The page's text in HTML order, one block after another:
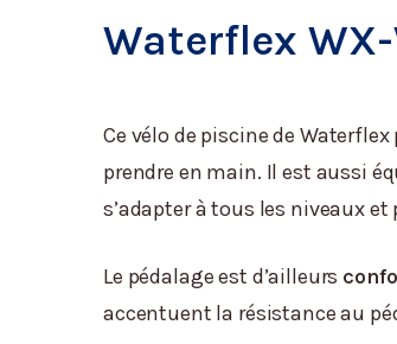
Waterflex WX-
Ce vélo de piscine de
prendre en main. Il est aussi
s’adapter à tous les niveaux
Le pédalage est d’ailleurs
accentuent la résistance au